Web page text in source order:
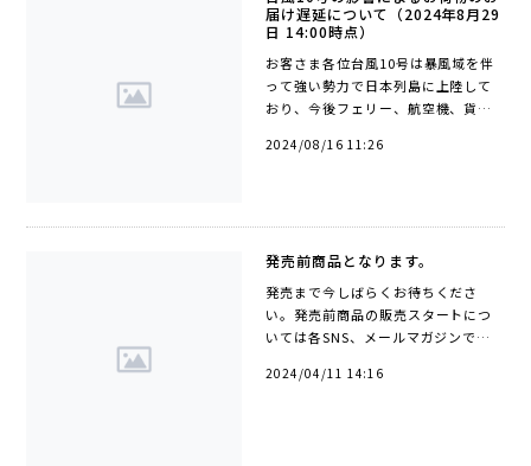
届け遅延について（2024年8月29
日 14:00時点）
お客さま各位台風10号は暴風域を伴
って強い勢力で日本列島に上陸して
おり、今後フェリー、航空機、貨物
おける道路規制などの発生が予想さ
2024/08/16 11:26
発売前商品となります。
発売まで今しばらくお待ちくださ
い。発売前商品の販売スタートにつ
いては各SNS、メールマガジンでお
イコンよりフォロー＆ご登録をお願
2024/04/11 14:16